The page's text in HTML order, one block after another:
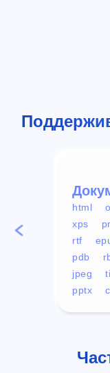
html
xps
rtf
pdb
jpeg
pptx